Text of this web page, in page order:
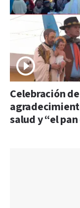
Celebración
salud y “el